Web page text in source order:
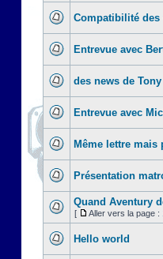
Compatibilité
Entrevue avec
des news de
Entrevue avec
Même lettre
Présentation
Quand Aventury
[ Aller vers la page :
Hello world